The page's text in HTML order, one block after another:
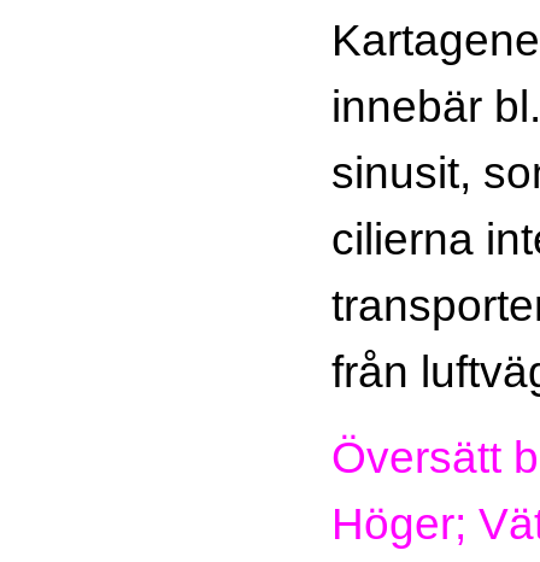
innebär
sinusit,
cilierna
från
Översätt
Höger;